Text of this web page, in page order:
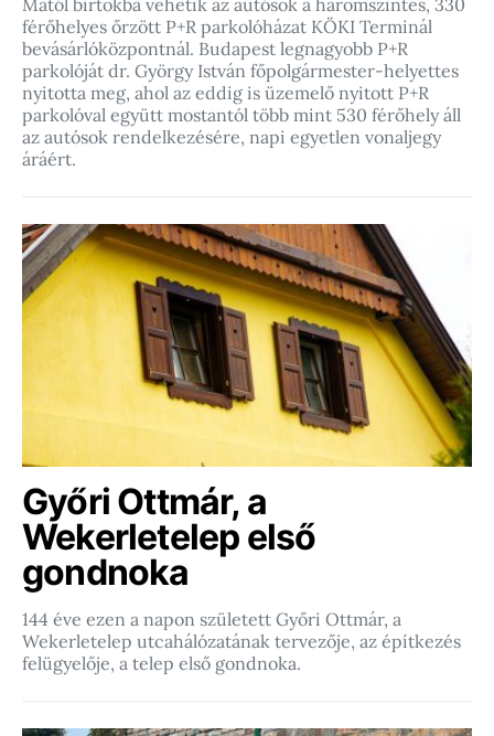
Mától birtokba vehetik az autósok a háromszintes, 330
férőhelyes őrzött P+R parkolóházat KÖKI Terminál
bevásárlóközpontnál. Budapest legnagyobb P+R
parkolóját dr. György István főpolgármester-helyettes
nyitotta meg, ahol az eddig is üzemelő nyitott P+R
parkolóval együtt mostantól több mint 530 férőhely áll
az autósok rendelkezésére, napi egyetlen vonaljegy
áráért.
Győri Ottmár, a
Wekerletelep első
gondnoka
144 éve ezen a napon született Győri Ottmár, a
Wekerletelep utcahálózatának tervezője, az építkezés
felügyelője, a telep első gondnoka.